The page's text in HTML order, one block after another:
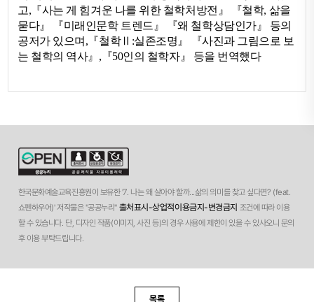
고, 『사는 게 힘겨운 나를 위한 철학처방전 』 『철학, 삶을
묻다』 『미래인문학 트렌드 』 『왜 철학상담인가』 등의
공저가 있으며 , 『철학Ⅱ :실존조명 』 『사진과 그림으로 보
는 철학의 역사』 , 『50인의 철학자』 등을 번역했다
한국문화예술교육진흥원이 보유한 '7. 나는 왜 살아야 할까...삶의 의미를 찾고 싶다면? (feat.
쇼펜하우어)' 저작물은 "공공누리" 출처표시-상업적이용금지-변경금지 조건에 따라 이용
할 수 있습니다. 단, 디자인 작품(이미지, 사진 등)의 경우 사용에 제한이 있을 수 있사오니 문의
후 이용 부탁드립니다.
목록